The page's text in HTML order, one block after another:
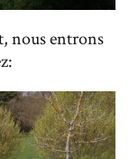
nous entrons